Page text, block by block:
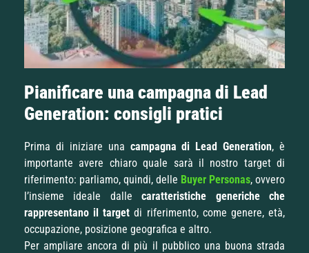
Pianificare una campagna di Lead
Generation: consigli pratici
Prima di iniziare una campagna di Lead Generation, è
importante avere chiaro quale sarà il nostro target di
riferimento: parliamo, quindi, delle Buyer Personas, ovvero
l’insieme ideale dallecaratteristiche generiche che
rappresentano il target di riferimento, come genere, età,
occupazione, posizione geografica e altro.
Per ampliare ancora di più il pubblico una buona strada